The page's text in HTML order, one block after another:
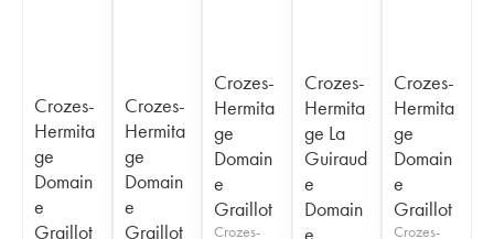
Crozes-
Hermita
ge
Domain
e
Graillot
Crozes-
Hermita
ge
Domain
e
Graillot
Crozes-
Hermita
ge
Domain
e
Graillot
Crozes-
Crozes-
Hermita
ge La
Guiraud
e
Domain
e
Crozes-
Hermita
ge
Domain
e
Graillot
Crozes-